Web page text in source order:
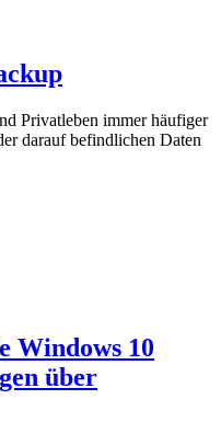
Privatleben immer häufiger
darauf befindlichen Daten
Windows 10
über